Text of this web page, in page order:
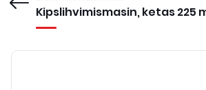
Kipslihvimismasin, ketas 225